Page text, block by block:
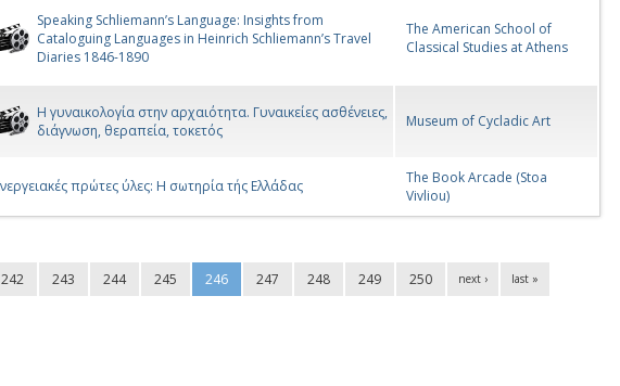
Speaking Schliemann’s Language: Insights from
Cataloguing Languages in Heinrich Schliemann’s Travel
Diaries 1846-1890
The American School of
Classical Studies at Athens
Η γυναικολογία στην αρχαιότητα. Γυναικείες ασθένειες,
διάγνωση, θεραπεία, τοκετός
Museum of Cycladic Art
πρώτες ύλες: Η σωτηρία τής Ελλάδας
The Book Arcade (Stoa
Vivliou)
242 243 244 245 246 247 248 249 250 next › last »